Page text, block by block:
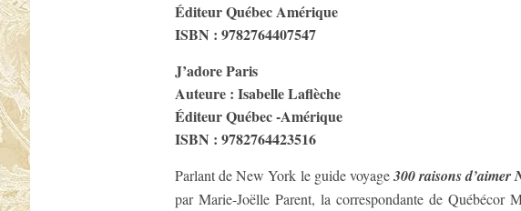
Éditeur Québec Amérique
ISBN : 9782764407547
J’adore Paris
Auteure : Isabelle Laflèche
Éditeur Québec -Amérique
ISBN : 9782764423516
Parlant de New York le guide voyage300 raisons d’aimer
par Marie-Joëlle Parent, la correspondante de Québécor